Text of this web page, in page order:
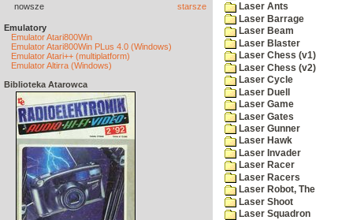
nowsze starsze
Emulatory
Emulator Atari800Win
Emulator Atari800Win PLus 4.0 (Windows)
Emulator Atari++ (multiplatform)
Emulator Altirra (Windows)
Biblioteka Atarowca
Laser Ants
Laser Barrage
Laser Beam
Laser Blaster
Laser Chess (v1)
Laser Chess (v2)
Laser Cycle
Laser Duell
Laser Game
Laser Gates
Laser Gunner
Laser Hawk
Laser Invader
Laser Racer
Laser Racers
Laser Robot, The
Laser Shoot
Laser Squadron